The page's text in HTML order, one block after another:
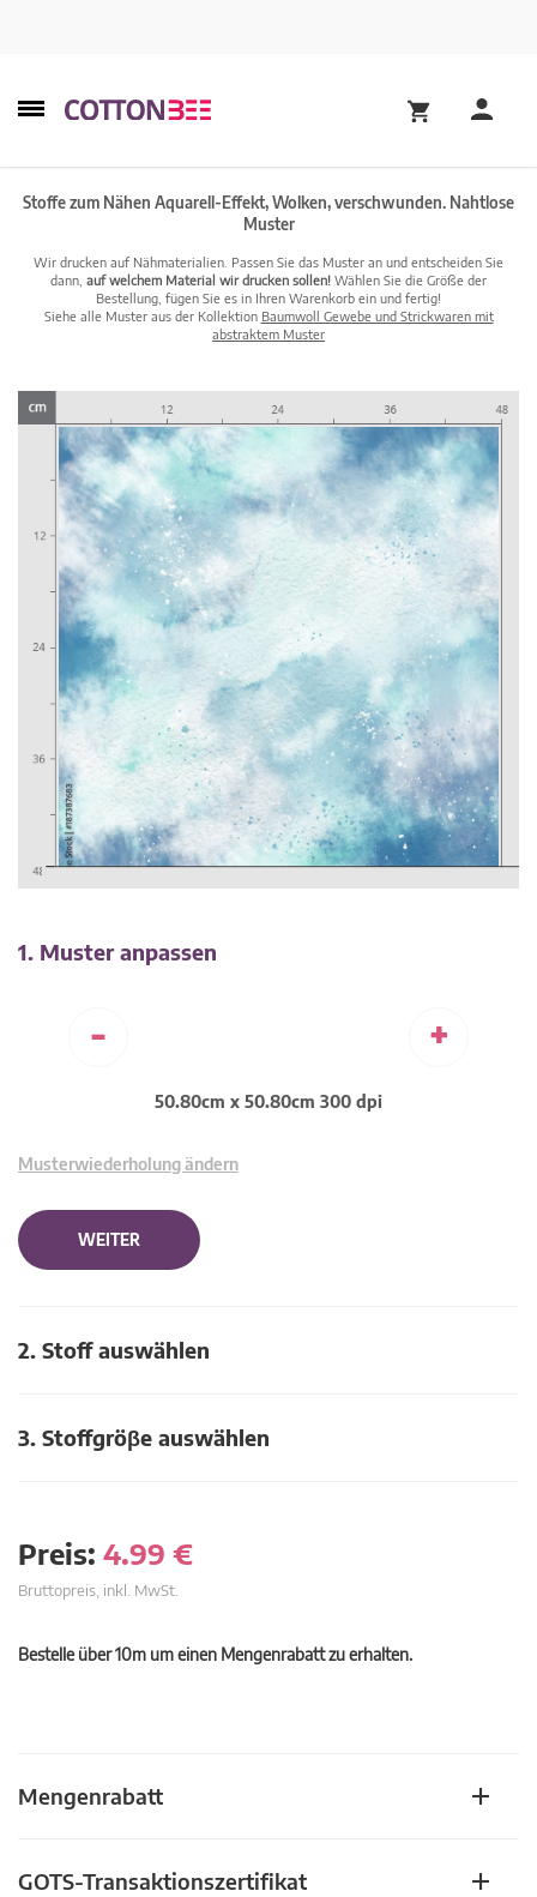
Stoffe zum Nähen Aquarell-Effekt, Wolken, verschwunden. Nahtlose
Muster
Wir drucken auf Nähmaterialien. Passen Sie das Muster an und entscheiden Sie
dann, auf welchem Material wir drucken sollen! Wählen Sie die Größe der
Bestellung, fügen Sie es in Ihren Warenkorb ein und fertig!
Siehe alle Muster aus der Kollektion Baumwoll Gewebe und Strickwaren mit
abstraktem Muster
1. Muster anpassen
- +
50.80cm x 50.80cm 300 dpi
Musterwiederholung ändern
WEITER
2. Stoff auswählen
3. Stoffgröβe auswählen
Preis: 4.99 €
Bruttopreis, inkl. MwSt.
Bestelle über 10m um einen Mengenrabatt zu erhalten.
Mengenrabatt
GOTS-Transaktionszertifikat